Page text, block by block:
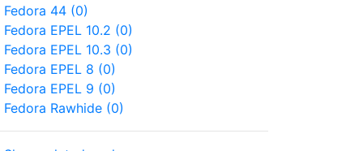
Fedora 44 (0)
Fedora EPEL 10.2 (0)
Fedora EPEL 10.3 (0)
Fedora EPEL 8 (0)
Fedora EPEL 9 (0)
Fedora Rawhide (0)